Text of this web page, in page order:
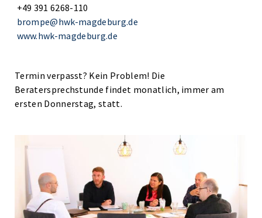
+49 391 6268-110
brompe@hwk-magdeburg.de
www.hwk-magdeburg.de
Termin verpasst? Kein Problem! Die
Beratersprechstunde findet monatlich, immer am
ersten Donnerstag, statt.